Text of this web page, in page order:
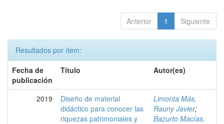
Anterior 1 Siguiente
Resultados por ítem:
Fecha de
publicación
Título Autor(es)
2019
Diseño de material
didáctico para conocer las
riquezas patrimoniales y
Limonta Más,
Rauny Javier;
Bazurto Macías,